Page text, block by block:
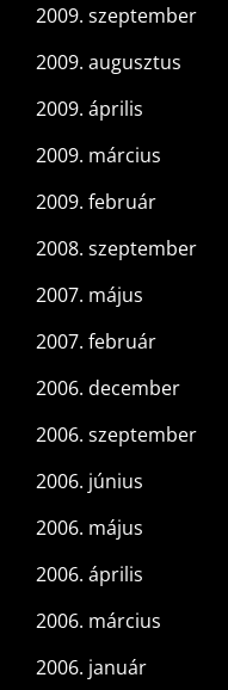
2009. szeptember
2009. augusztus
2009. április
2009. március
2009. február
2008. szeptember
2007. május
2007. február
2006. december
2006. szeptember
2006. június
2006. május
2006. április
2006. március
2006. január